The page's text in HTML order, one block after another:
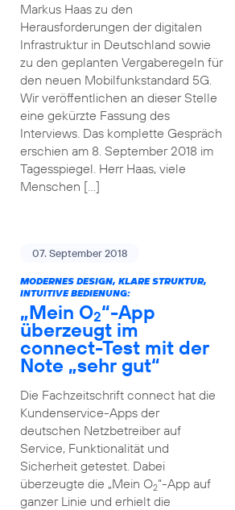
Markus Haas zu den
Herausforderungen der digitalen
Infrastruktur in Deutschland sowie
zu den geplanten Vergaberegeln für
den neuen Mobilfunkstandard 5G.
Wir veröffentlichen an dieser Stelle
eine gekürzte Fassung des
Interviews. Das komplette Gespräch
erschien am 8. September 2018 im
Tagesspiegel. Herr Haas, viele
Menschen […]
07. September 2018
MODERNES DESIGN, KLARE STRUKTUR,
INTUITIVE BEDIENUNG:
„Mein O2“-App
überzeugt im
connect-Test mit der
Note „sehr gut“
Die Fachzeitschrift connect hat die
Kundenservice-Apps der
deutschen Netzbetreiber auf
Service, Funktionalität und
Sicherheit getestet. Dabei
überzeugte die „Mein O2“-App auf
ganzer Linie und erhielt die